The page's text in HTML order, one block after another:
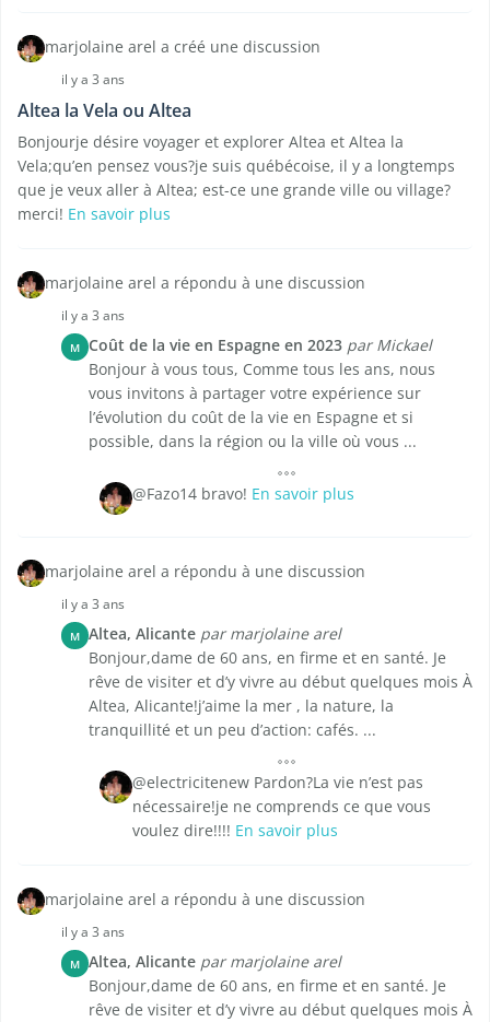
marjolaine arel a créé une discussion
il y a 3 ans
Altea la Vela ou Altea
Bonjourje désire voyager et explorer Altea et Altea la
Vela;qu’en pensez vous?je suis québécoise, il y a longtemps
que je veux aller à Altea; est-ce une grande ville ou village?
merci! En savoir plus
marjolaine arel a répondu à une discussion
il y a 3 ans
M Coût de la vie en Espagne en 2023 par Mickael
Bonjour à vous tous, Comme tous les ans, nous
vous invitons à partager votre expérience sur
l’évolution du coût de la vie en Espagne et si
possible, dans la région ou la ville où vous ...
@Fazo14 bravo! En savoir plus
marjolaine arel a répondu à une discussion
il y a 3 ans
M Altea, Alicante par marjolaine arel
Bonjour,dame de 60 ans, en firme et en santé. Je
rêve de visiter et d’y vivre au début quelques mois À
Altea, Alicante!j’aime la mer , la nature, la
tranquillité et un peu d’action: cafés. ...
@electricitenew Pardon?La vie n’est pas
nécessaire!je ne comprends ce que vous
voulez dire!!!! En savoir plus
marjolaine arel a répondu à une discussion
il y a 3 ans
M Altea, Alicante par marjolaine arel
Bonjour,dame de 60 ans, en firme et en santé. Je
rêve de visiter et d’y vivre au début quelques mois À